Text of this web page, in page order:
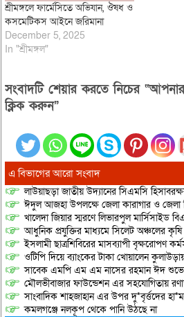
শ্রীমঙ্গলে ফার্মেসিতে অভিযান, ঔষধ ও
কসমেটিকস আইনে জরিমানা
December 5, 2025
In "শ্রীমঙ্গল"
সংবাদটি শেয়ার করতে নিচের “আপনার
ক্লিক করুন”
এ বিভাগের আরো সংবাদ
লাউয়াছড়া জাতীয় উদ্যানের সিএমসি
ঈদুল আজহা উপলক্ষে জেলা কারাগার ও জেলা
খালেদা জিয়ার স্মরণে লিভারপুল মার্সিসাইড
আধুনিক প্রযুক্তির মাধ্যমে সিলেট অঞ্চলের কৃষি
ইসলামী ছাত্রশিবিরের মাসব্যাপী বৃক্ষরোপণ
ওটিপি দিয়ে ব্যাংকের টাকা খোয়ালেন
সাবেক এমপি এম এম নাসের রহমান ঈদ
মৌলভীবাজার ফাউন্ডেশন এর সহযোগিতায়
সাংবাদিক শাহজাহান এর উপর দু*বৃর্ত্তদের
কমলগঞ্জে নলকূপ থেকে পানি উঠছে না